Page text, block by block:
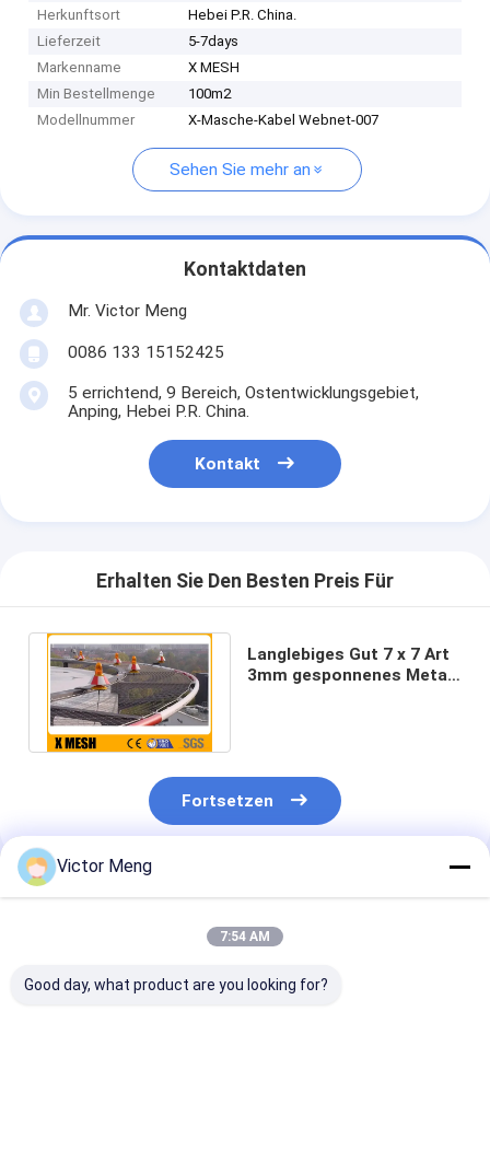
Herkunftsort
Hebei P.R. China.
Lieferzeit
5-7days
Markenname
X MESH
Min Bestellmenge
100m2
Modellnummer
X-Masche-Kabel Webnet-007
Sehen Sie mehr an
Kontaktdaten
Mr. Victor Meng
0086 133 15152425
5 errichtend, 9 Bereich, Ostentwicklungsgebiet,
Anping, Hebei P.R. China.
Kontakt
Erhalten Sie Den Besten Preis Für
Langlebiges Gut 7 x 7 Art
3mm gesponnenes Metall
Fortsetzen
Empfohlene Produkte
Victor Meng
7:54 AM
Good day, what product are you looking for?